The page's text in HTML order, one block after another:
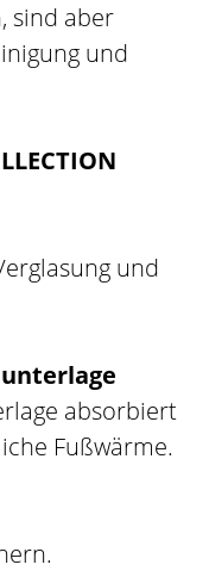
sind aber
und
und
absorbiert
Fußwärme.